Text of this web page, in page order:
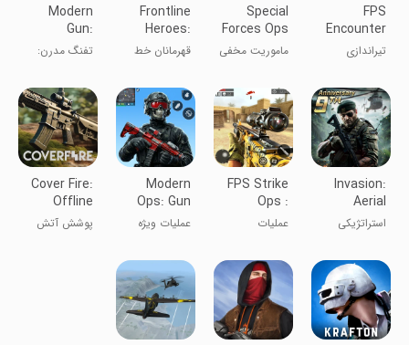
FPS
Encounter
Strike
Offline
تیراندازی
افلاین
Special
Forces Ops
:Gun Action
ماموریت مخفی
Frontline
Heroes:
Kriegsspiele
قهرمانان خط
جهانی دوم
Modern
Gun:
Shooting
War Games
تفنگ مدرن:
تیراندازی
Invasion:
Aerial
Warfare
استراتژیکی
FPS Strike
Ops :
Modern
Arena
عملیات
آرنای مدرن
Modern
Ops: Gun
Shooting
Games
عملیات ویژه
Cover Fire:
Offline
Shooting
پوشش آتش